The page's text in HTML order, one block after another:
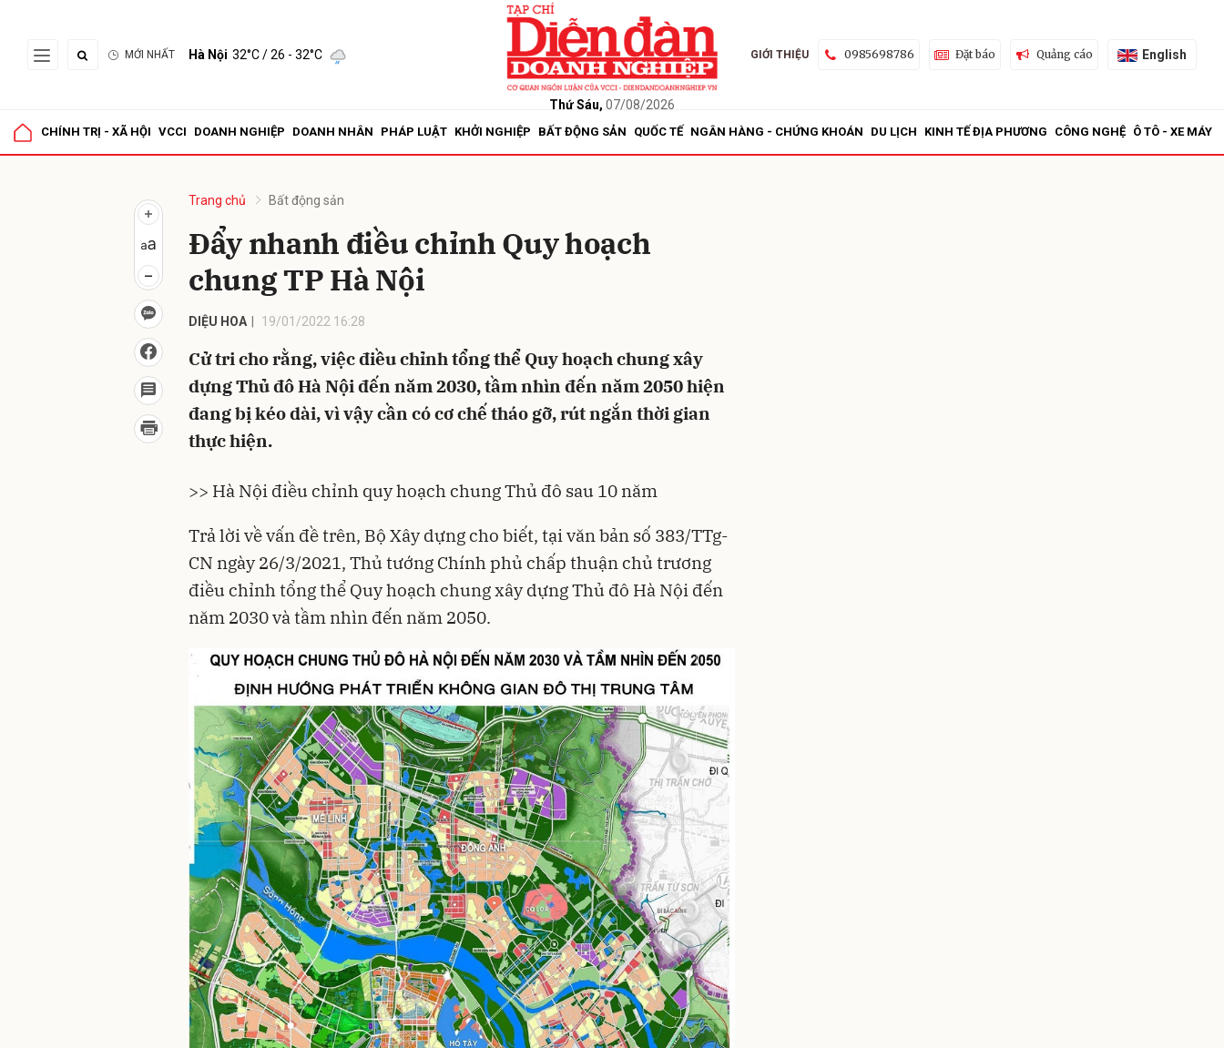
MỚI NHẤT Hà Nội 32°C/ 26 - 32°C
Thứ Sáu, 07/08/2026
GIỚI THIỆU 0985698786 Đặt báo Quảng cáo English
CHÍNH TRỊ - XÃ HỘI VCCI DOANH NGHIỆP DOANH NHÂN PHÁP LUẬT KHỞI NGHIỆP BẤT ĐỘNG SẢN QUỐC TẾ NGÂN HÀNG - CHỨNG KHOÁN DU LỊCH KINH TẾ ĐỊA PHƯƠNG CÔNG NGHỆ Ô TÔ - XE MÁY
Trang chủ Bất động sản
Đẩy nhanh điều chỉnh Quy hoạch
chung TP Hà Nội
DIỆU HOA 19/01/2022 16:28
Cử tri cho rằng, việc điều chỉnh tổng thể Quy hoạch chung xây
dựng Thủ đô Hà Nội đến năm 2030, tầm nhìn đến năm 2050 hiện
đang bị kéo dài, vì vậy cần có cơ chế tháo gỡ, rút ngắn thời gian
thực hiện.
>> Hà Nội điều chỉnh quy hoạch chung Thủ đô sau 10 năm
Trả lời về vấn đề trên, Bộ Xây dựng cho biết, tại văn bản số 383/TTg-
CN ngày 26/3/2021, Thủ tướng Chính phủ chấp thuận chủ trương
điều chỉnh tổng thể Quy hoạch chung xây dựng Thủ đô Hà Nội đến
năm 2030 và tầm nhìn đến năm 2050.